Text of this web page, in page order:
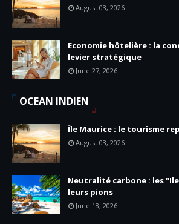
August 03, 2026
Economie hôtelière : la
levier stratégique
June 27, 2026
OCEAN INDIEN
Île Maurice : le tourisme
August 03, 2026
Neutralité carbone : les
leurs pions
June 18, 2026